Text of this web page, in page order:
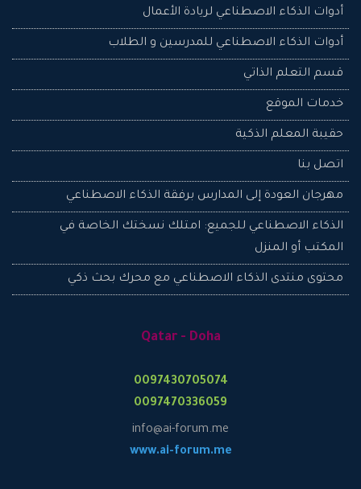
أدوات الذكاء الاصطناعي لريادة الأعمال
أدوات الذكاء الاصطناعي للمدرسين و الطلاب
قسم التعلم الذاتي
خدمات الموقع
حقيبة المعلم الذكية
اتصل بنا
مهرجان العودة إلى المدارس برفقة الذكاء الاصطناعي
الذكاء الاصطناعي للجميع: امتلك نسختك الخاصة في
المكتب أو المنزل
محتوى منتدى الذكاء الاصطناعي مع محرك بحث ذكي
Qatar - Doha
0097430705074
0097470336059
info@ai-forum.me
www.ai-forum.me